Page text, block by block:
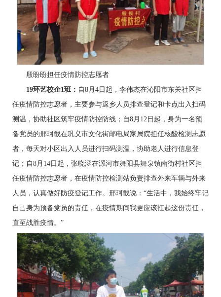
殷盼盼担任疫情防控志愿者
19环艺校企1班： 自8月4日起，李伟杰在沁阳市东关社区担
任疫情防控志愿者，主要参与返乡人员排查登记和卡点出入扫码
测温，协助社区筑牢疫情防控防线；自8月12日起，身为一名预
备党员的邢珂戬在巩义市文化街邮电局家属院担任核酸检测志愿
者，每天对小区出入人员进行扫码测温，协助老人进行信息登
记；自8月14日起，张晓涵在漯河市舞阳县舞泉镇南街村社区担
任疫情防控志愿者，在疫情防控检测站负责排查外来车辆与外来
人员，认真做好防疫登记工作。邢珂戬说：“生活中，我始终牢记
自己身为预备党员的责任，在疫情期间我更应该扛起这份责任，
直至战胜疫情。”